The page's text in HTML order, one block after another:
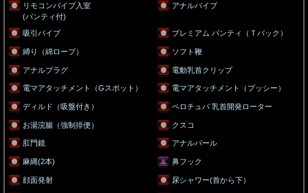
リモコンバイブ入室
(パンティ付)
アナルバイブ
吸引バイブ プレミアム パンティ（Ｔバック）
縛り（綿ロープ） ソフト鞭
アナルプラグ 電動乳首クリップ
電マアタッチメント（Gスポット） 電マアタッチメント（プッシー）
ディルド（吸盤付き） ペロチュパ 乳首開発ローター
お湯浣腸（強制排便） クスコ
肛門鏡 アナルパール
麻縄(2本) 鼻フック
顔面発射 尿シャワー(首から下）